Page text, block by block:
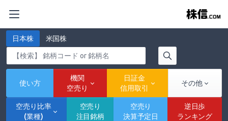
日本株 米国株
使い方
機関
空売り
日証金
信用取引
その他
空売り比率
(業種)
空売り
注目銘柄
空売り
決算予定日
逆日歩
ランキング